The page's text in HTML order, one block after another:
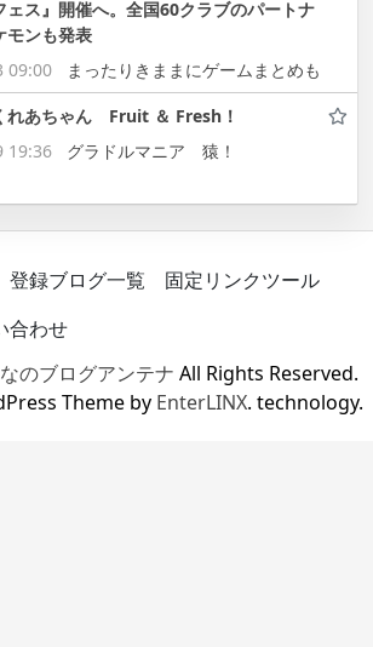
ェス』開催へ。全国60クラブのパートナ
モンも発表
09:00
まったりきままにゲームまとめも
れあちゃん Fruit ＆ Fresh！
19:36
グラドルマニア 猿！
登録ブログ一覧
固定リンクツール
合わせ
のブログアンテナ All Rights Reserved.
Theme by EnterLINX. technology.